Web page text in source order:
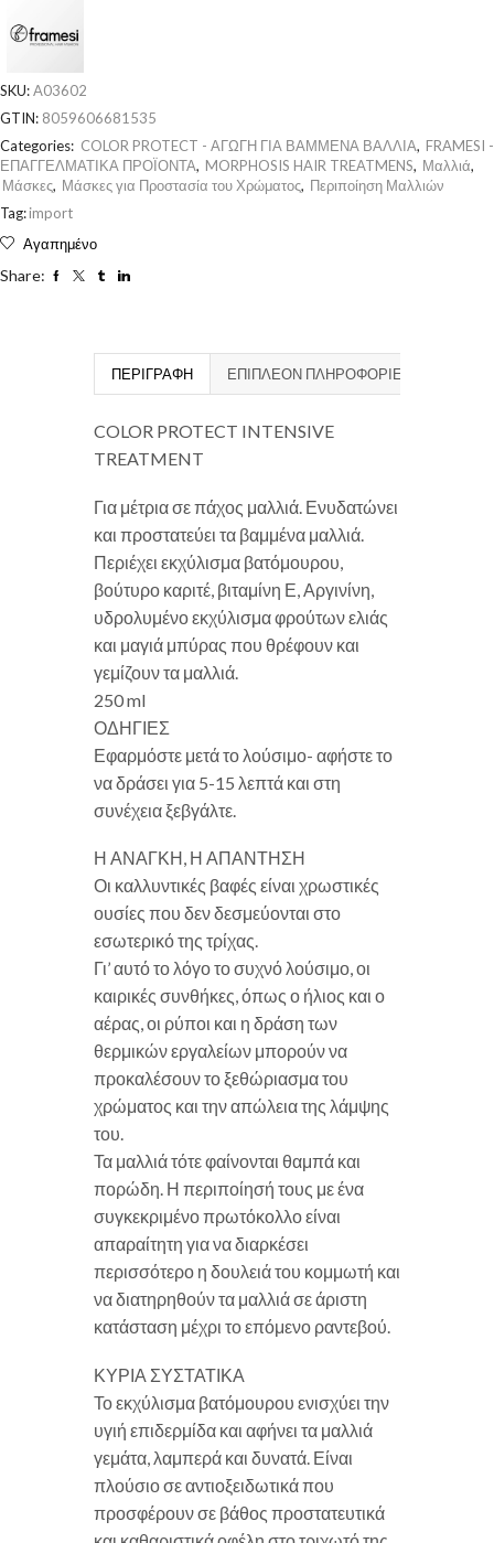
SKU:A03602
GTIN: 8059606681535
Categories: COLOR PROTECT - ΑΓΩΓΗ ΓΙΑ ΒΑΜΜΕΝΑ ΒΑΛΛΙΑ, FRAMESI -
ΕΠΑΓΓΕΛΜΑΤΙΚΑ ΠΡΟΪΟΝΤΑ, MORPHOSIS HAIR TREATMENS, Μαλλιά,
Μάσκες, Μάσκες για Προστασία του Χρώματος, Περιποίηση Μαλλιών
Tag:import
Αγαπημένο
Share:
ΠΕΡΙΓΡΑΦΉ ΕΠΙΠΛΈΟΝ ΠΛΗΡΟΦΟΡΊΕΣ
COLOR PROTECT INTENSIVE
TREATMENT
Για μέτρια σε πάχος μαλλιά. Ενυδατώνει
και προστατεύει τα βαμμένα μαλλιά.
Περιέχει εκχύλισμα βατόμουρου,
βούτυρο καριτέ, βιταμίνη Ε, Αργινίνη,
υδρολυμένο εκχύλισμα φρούτων ελιάς
και μαγιά μπύρας που θρέφουν και
γεμίζουν τα μαλλιά.
250 ml
ΟΔΗΓΙΕΣ
Εφαρμόστε μετά το λούσιμο- αφήστε το
να δράσει για 5-15 λεπτά και στη
συνέχεια ξεβγάλτε.
Η ΑΝΑΓΚΗ, Η ΑΠΑΝΤΗΣΗ
Οι καλλυντικές βαφές είναι χρωστικές
ουσίες που δεν δεσμεύονται στο
εσωτερικό της τρίχας.
Γι’ αυτό το λόγο το συχνό λούσιμο, οι
καιρικές συνθήκες, όπως ο ήλιος και ο
αέρας, οι ρύποι και η δράση των
θερμικών εργαλείων μπορούν να
προκαλέσουν το ξεθώριασμα του
χρώματος και την απώλεια της λάμψης
του.
Τα μαλλιά τότε φαίνονται θαμπά και
πορώδη. Η περιποίησή τους με ένα
συγκεκριμένο πρωτόκολλο είναι
απαραίτητη για να διαρκέσει
περισσότερο η δουλειά του κομμωτή και
να διατηρηθούν τα μαλλιά σε άριστη
κατάσταση μέχρι το επόμενο ραντεβού.
ΚΥΡΙΑ ΣΥΣΤΑΤΙΚΑ
Το εκχύλισμα βατόμουρου ενισχύει την
υγιή επιδερμίδα και αφήνει τα μαλλιά
γεμάτα, λαμπερά και δυνατά. Είναι
πλούσιο σε αντιοξειδωτικά που
προσφέρουν σε βάθος προστατευτικά